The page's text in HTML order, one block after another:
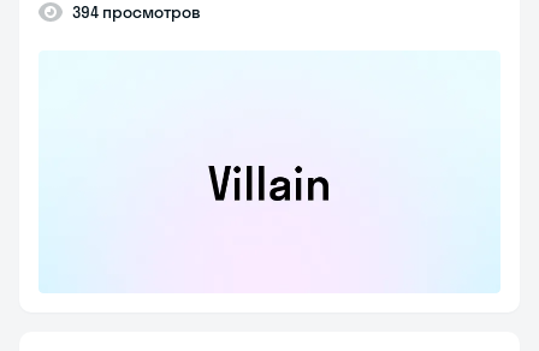
394 просмотров